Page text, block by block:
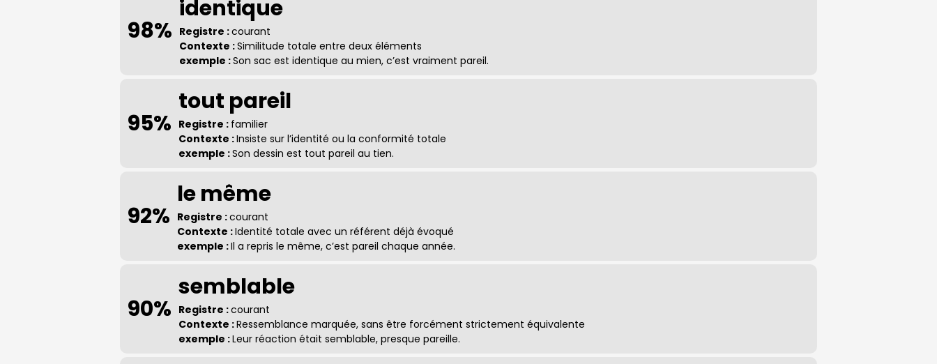
98%
identique
Registre :courant
Contexte :Similitude totale entre deux éléments
exemple :Son sac est identique au mien, c’est vraiment pareil.
95%
tout pareil
Registre : familier
Contexte :Insiste sur l’identité ou la conformité totale
exemple :Son dessin est tout pareil au tien.
92%
le même
Registre :courant
Contexte :Identité totale avec un référent déjà évoqué
exemple :Il a repris le même, c’est pareil chaque année.
90%
semblable
Registre :courant
Contexte :Ressemblance marquée, sans être forcément strictement équivalente
exemple :Leur réaction était semblable, presque pareille.